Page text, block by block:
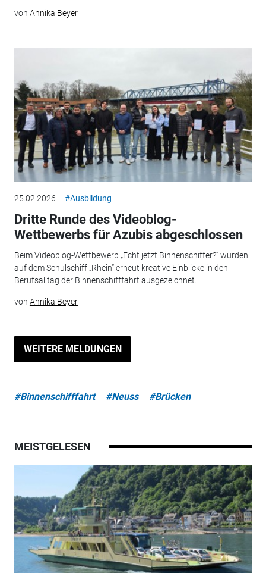
von Annika Beyer
25.02.2026 #Ausbildung
Dritte Runde des Videoblog-
Wettbewerbs für Azubis abgeschlossen
Beim Videoblog-Wettbewerb „Echt jetzt Binnenschiffer?“ wurden
auf dem Schulschiff „Rhein“ erneut kreative Einblicke in den
Berufsalltag der Binnenschifffahrt ausgezeichnet.
von Annika Beyer
WEITERE MELDUNGEN
#Binnenschifffahrt #Neuss #Brücken
MEISTGELESEN